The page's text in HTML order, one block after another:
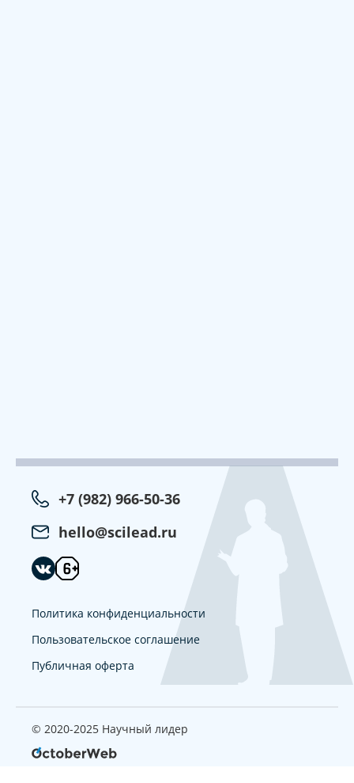
+7 (982) 966-50-36
hello@scilead.ru
Политика конфиденциальности
Пользовательское соглашение
Публичная оферта
© 2020-2025 Научный лидер